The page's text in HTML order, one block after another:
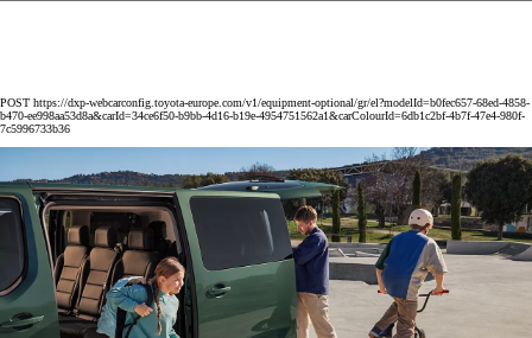
POST https://dxp-webcarconfig.toyota-europe.com/v1/equipment-optional/gr/el?modelId=b0fec657-68ed-4858-
b470-ee998aa53d8a&carId=34ce6f50-b9bb-4d16-b19e-4954751562a1&carColourId=6db1c2bf-4b7f-47e4-980f-
7c5996733b36